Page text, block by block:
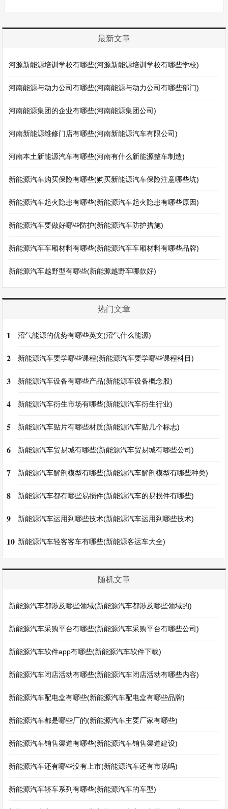
最新文章
河源新能源培训学校有哪些(河源新能源培训学校有哪些学校)
河南能源与动力公司有哪些(河南能源与动力公司有哪些部门)
河南能源集团的企业有哪些(河南能源集团公司)
河南新能源维修门店有哪些(河南新能源汽车有限公司)
河南本土新能源汽车有哪些(河南有什么新能源整车制造)
新能源汽车购买保险有哪些(购买新能源汽车保险注意哪些坑)
新能源汽车起火隐患有哪些(新能源汽车起火隐患有哪些原因)
新能源汽车要做好哪些防护(新能源汽车防护措施)
新能源汽车车厢材料有哪些(新能源汽车车厢材料有哪些品牌)
新能源汽车越野型有哪些(新能源越野车哪款好)
热门文章
1 沼气能源的优势有哪些英文(沼气什么能源)
2 新能源汽车要学哪些课程(新能源汽车要学哪些课程科目)
3 新能源汽车设备有哪些产品(新能源车设备概念股)
4 新能源汽车衍生市场有哪些(新能源汽车衍生行业)
5 新能源汽车贴片有哪些材质(新能源汽车贴几个标志)
6 新能源汽车贸易城有哪些(新能源汽车贸易城有哪些公司)
7 新能源汽车解剖模型有哪些(新能源汽车解剖模型有哪些种类)
8 新能源汽车都有哪些易损件(新能源汽车的易损件有哪些)
9 新能源汽车运用到哪些技术(新能源汽车运用到哪些技术)
10 新能源汽车轻客客车有哪些(新能源客运车大全)
随机文章
新能源汽车都涉及哪些领域(新能源汽车都涉及哪些领域的)
新能源汽车采购平台有哪些(新能源汽车采购平台有哪些公司)
新能源汽车软件app有哪些(新能源汽车软件下载)
新能源汽车闭店活动有哪些(新能源汽车闭店活动有哪些内容)
新能源汽车配电盒有哪些(新能源汽车配电盒有哪些品牌)
新能源汽车都是哪些厂的(新能源汽车主要厂家有哪些)
新能源汽车销售渠道有哪些(新能源汽车销售渠道建设)
新能源汽车还有哪些没有上市(新能源汽车还有市场吗)
新能源汽车轿车系列有哪些(新能源汽车的车型)